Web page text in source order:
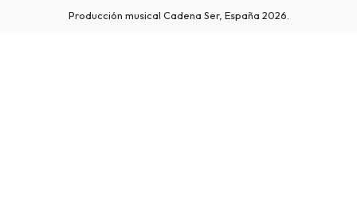
Producción musical Cadena Ser, España 2026.